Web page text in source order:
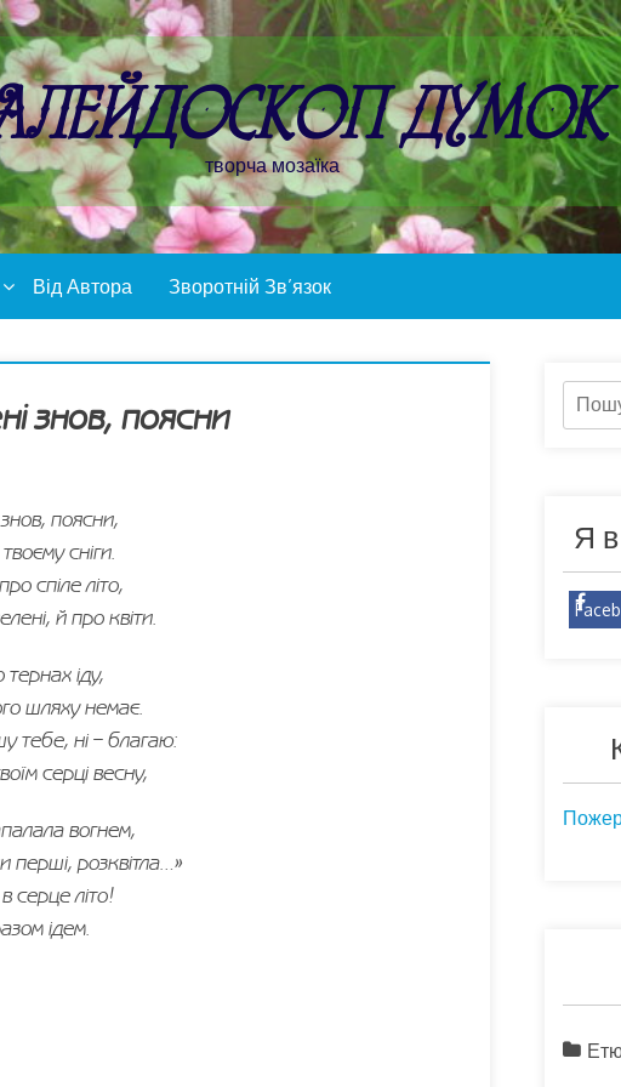
думок
творча мозаїка
Від Автора Зворотній Зв’язок
знов, поясни
поясни,
сніги.
спіле літо,
й про квіти.
тернах іду,
шляху немає.
тебе, ні – благаю:
серці весну,
вогнем,
перші, розквітла…»
серце літо!
ідем.
Пошук:
Я